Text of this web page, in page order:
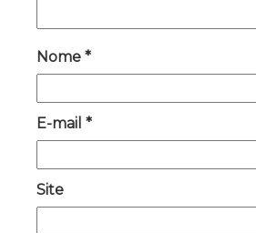
Nome *
E-mail *
Site